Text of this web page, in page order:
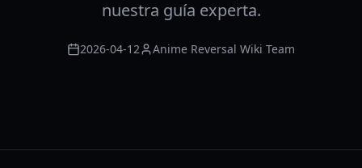
nuestra guía experta.
2026-04-12 Anime Reversal Wiki Team